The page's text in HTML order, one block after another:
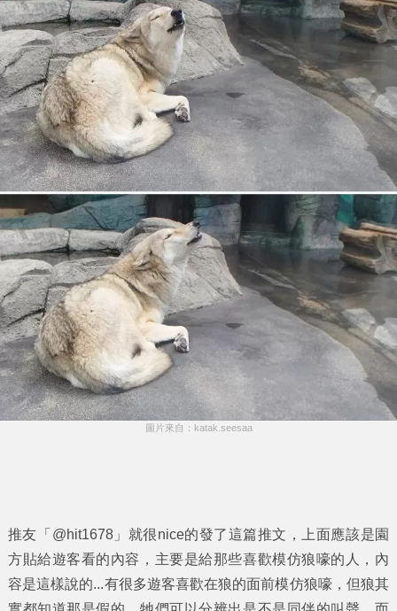
圖片來自：katak.seesaa
推友「@hit1678」就很nice的發了這篇推文，上面應該是園
方貼給遊客看的內容，主要是給那些喜歡模仿狼嚎的人，內
容是這樣說的...有很多遊客喜歡在狼的面前模仿狼嚎，但狼其